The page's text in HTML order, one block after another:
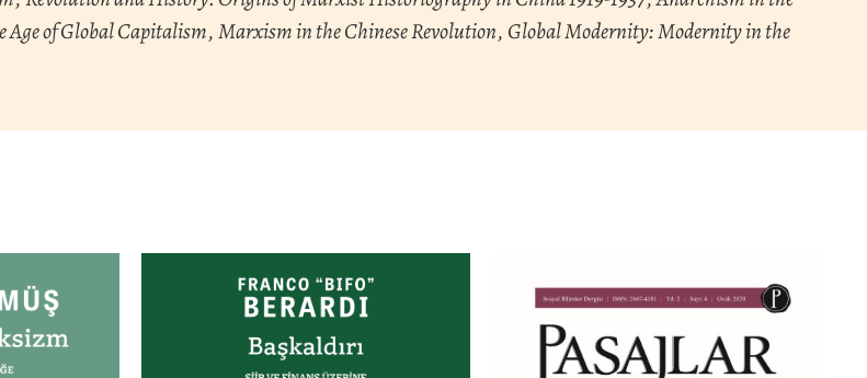
of Global Capitalism,Marxism in the Chinese Revolution, Global Modernity: Modernity in the